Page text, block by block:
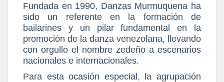
Fundada en 1990, Danzas Murmuquena ha
sido un referente en la formación de
bailarines y un pilar fundamental en la
promoción de la danza venezolana, llevando
con orgullo el nombre zedeño a escenarios
nacionales e internacionales.
Para esta ocasión especial, la agrupación